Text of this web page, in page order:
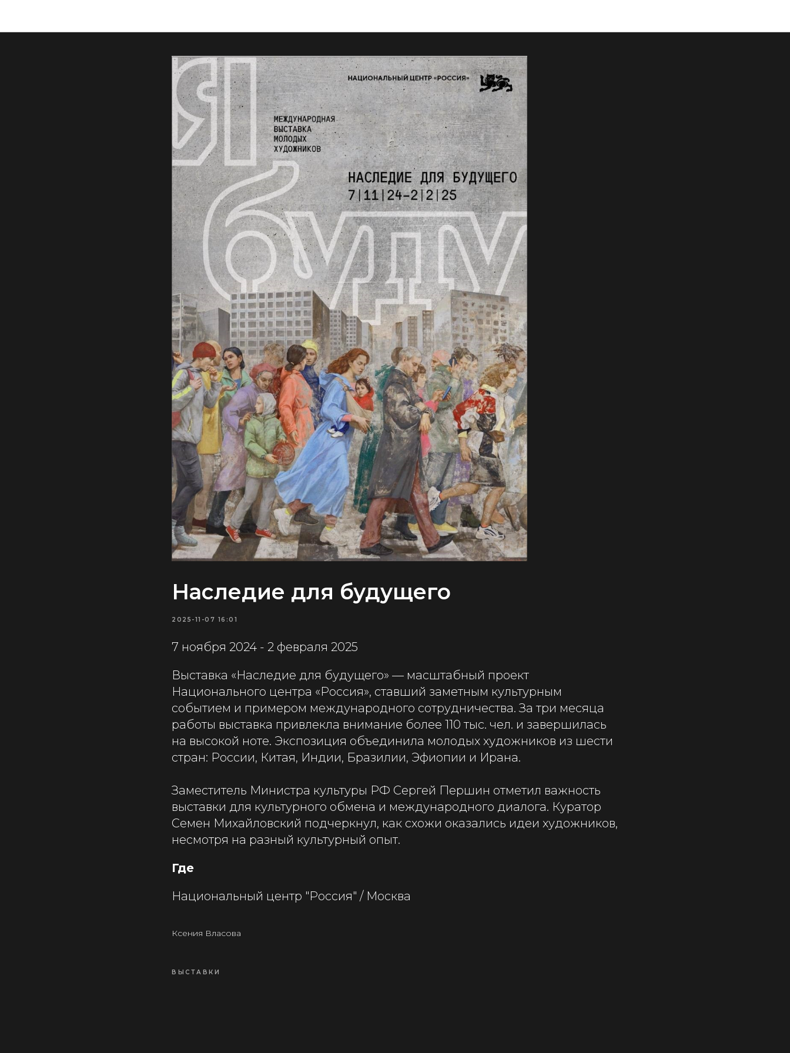
Наследие для будущего
2025-11-07 16:01
7 ноября 2024 - 2 февраля 2025
Выставка «Наследие для будущего» — масштабный проект
Национального центра «Россия», ставший заметным культурным
событием и примером международного сотрудничества. За три месяца
работы выставка привлекла внимание более 110 тыс. чел. и завершилась
на высокой ноте. Экспозиция объединила молодых художников из шести
стран: России, Китая, Индии, Бразилии, Эфиопии и Ирана.
Заместитель Министра культуры РФ Сергей Першин отметил важность
выставки для культурного обмена и международного диалога. Куратор
Семен Михайловский подчеркнул, как схожи оказались идеи художников,
несмотря на разный культурный опыт.
Где
Национальный центр "Россия" / Москва
Ксения Власова
ВЫСТАВКИ